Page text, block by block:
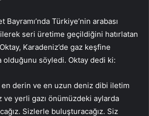
Türkiye’nin arabası
seri üretime geçildiğini hatırlatan
Oktay, Karadeniz’de gaz keşfine
olduğunu söyledi. Oktay dedi ki:
en derin ve en uzun deniz dibi iletim
ve yerli gazı önümüzdeki aylarda
Sizlerle buluşturacağız. Siz